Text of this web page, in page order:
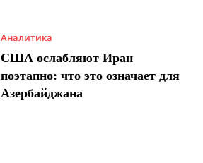
Аналитика
США ослабляют Иран
поэтапно: что это означает для
Азербайджана